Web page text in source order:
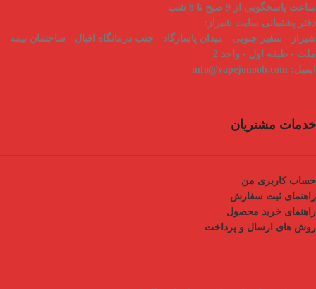
ساعت پاسخگویی از 9 صبح تا 8 شب
دفتر پشتیبانی سایت شیراز:
شیراز - سفیر جنوبی - میدان پاسارگاد - جنب درمانگاه اقبال - ساختمان بیمه
ملت - طبقه اول - واحد 2
ایمیل:
خدمات مشتریان
حساب کاربری من
راهنمای ثبت سفارش
راهنمای خرید محصول
روش های ارسال و پرداخت